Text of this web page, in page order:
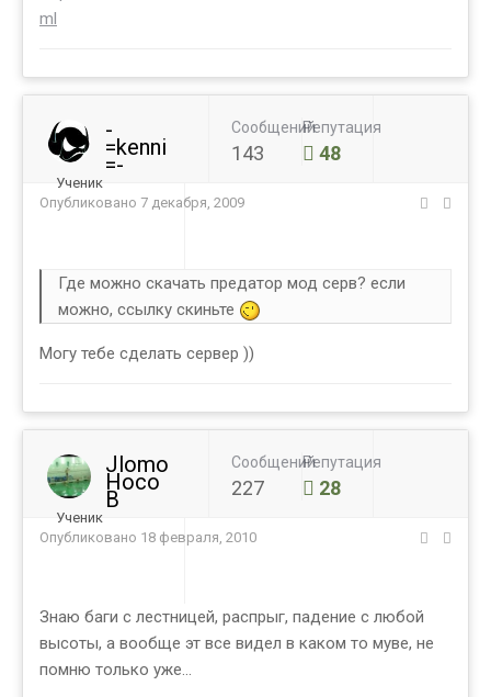
ml
-
=kenni
=-
Ученик
Сообщений
143
Репутация
48
Опубликовано 7 декабря, 2009
Где можно скачать предатор мод серв? если
можно, ссылку скиньте
Могу тебе сделать сервер ))
Jlomo
Hoco
B
Ученик
Сообщений
227
Репутация
28
Опубликовано 18 февраля, 2010
Знаю баги с лестницей, распрыг, падение с любой
высоты, а вообще эт все видел в каком то муве, не
помню только уже...